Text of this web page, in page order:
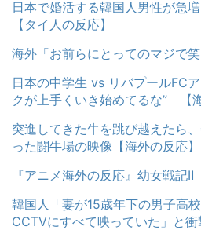
日本で婚活する韓国人男性が急
【タイ人の反応】
海外「お前らにとってのマジで
日本の中学生 vs リバプールFC
クが上手くいき始めてるな” 【
突進してきた牛を跳び越えたら
った闘牛場の映像【海外の反応】
『アニメ海外の反応』幼女戦記
韓国人「妻が15歳年下の男子高
CCTVにすべて映っていた」と衝